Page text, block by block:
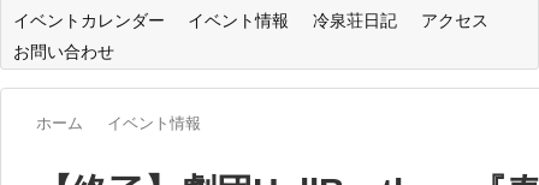
イベントカレンダー
イベント情報 冷泉荘日記
アクセス
お問い合わせ
ホーム イベント情報